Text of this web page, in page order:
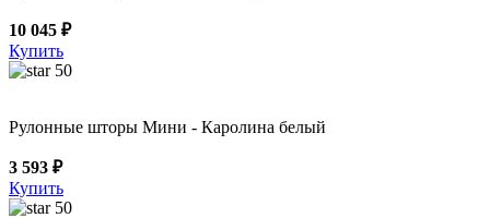
10 045 ₽
Купить
50
Рулонные шторы Мини - Каролина белый
3 593 ₽
Купить
50